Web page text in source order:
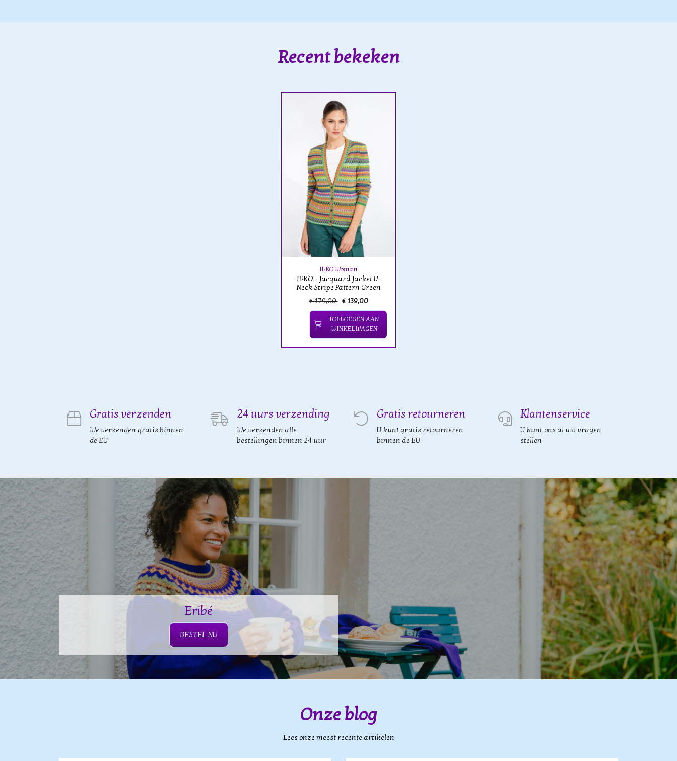
Recent bekeken
IVKO Woman
IVKO - Jacquard Jacket V-
Neck Stripe Pattern Green
€ 179,00 € 139,00
TOEVOEGEN AAN
WINKELWAGEN
Gratis verzenden
We verzenden gratis binnen
de EU
24 uurs verzending
We verzenden alle
bestellingen binnen 24 uur
Gratis retourneren
U kunt gratis retourneren
binnen de EU
Klantenservice
U kunt ons al uw vragen
stellen
Eribé
BESTEL NU
Onze blog
Lees onze meest recente artikelen